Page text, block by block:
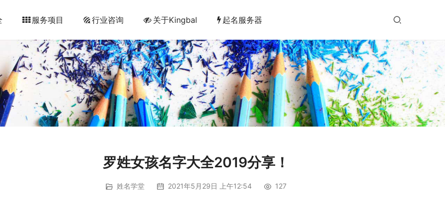
服务项目 行业咨询 关于Kingbal 起名服务器
罗姓女孩名字大全2019分享！
姓名学堂 2021年5月29日 上午12:54 127